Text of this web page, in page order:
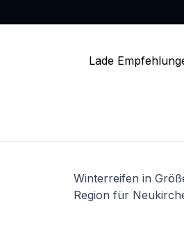
Lade
Winterreifen in
Region für